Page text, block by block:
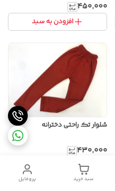
۴۵۰٬۰۰۰
افزودن به سبد
شلوار تک راحتی دخترانه
۴۳۰٬۰۰۰
پروفایل سبد خرید